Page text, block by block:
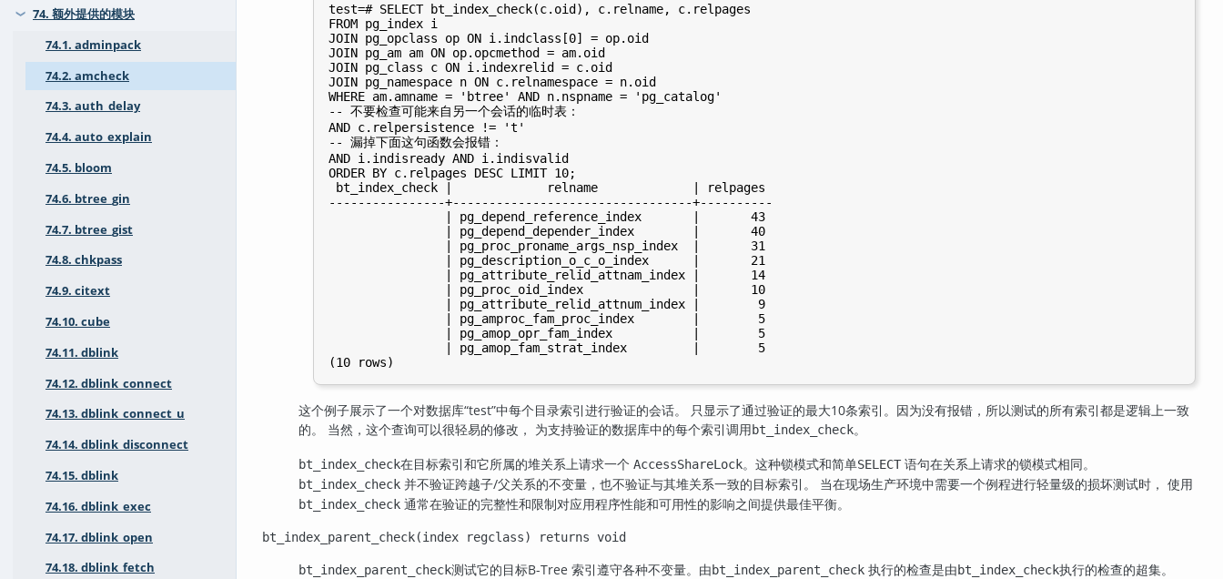
❯
74. 额外提供的模块
74.1. adminpack
74.2. amcheck
74.3. auth_delay
74.4. auto_explain
74.5. bloom
74.6. btree_gin
74.7. btree_gist
74.8. chkpass
74.9. citext
74.10. cube
74.11. dblink
74.12. dblink_connect
74.13. dblink_connect_u
74.14. dblink_disconnect
74.15. dblink
74.16. dblink_exec
74.17. dblink_open
74.18. dblink_fetch
test=# SELECT bt_index_check(c.oid), c.relname, c.relpages
FROM pg_index i
JOIN pg_opclass op ON i.indclass[0] = op.oid
JOIN pg_am am ON op.opcmethod = am.oid
JOIN pg_class c ON i.indexrelid = c.oid
JOIN pg_namespace n ON c.relnamespace = n.oid
WHERE am.amname = 'btree' AND n.nspname = 'pg_catalog'
-- 不要检查可能来自另一个会话的临时表：
AND c.relpersistence != 't'
-- 漏掉下面这句函数会报错：
AND i.indisready AND i.indisvalid
ORDER BY c.relpages DESC LIMIT 10;
bt_index_check |             relname             | relpages
----------------+---------------------------------+----------
                | pg_depend_reference_index       |       43
                | pg_depend_depender_index        |       40
                | pg_proc_proname_args_nsp_index  |       31
                | pg_description_o_c_o_index      |       21
                | pg_attribute_relid_attnam_index |       14
                | pg_proc_oid_index               |       10
                | pg_attribute_relid_attnum_index |        9
                | pg_amproc_fam_proc_index        |        5
                | pg_amop_opr_fam_index           |        5
                | pg_amop_fam_strat_index         |        5
(10 rows)
这个例子展示了一个对数据库“test”中每个目录索引进行验证的会话。 只显示了通过验证的最大10条索引。因为没有报错，所以测试的所有索引都是逻辑上一致
的。 当然，这个查询可以很轻易的修改， 为支持验证的数据库中的每个索引调用bt_index_check。
bt_index_check在目标索引和它所属的堆关系上请求一个 AccessShareLock。这种锁模式和简单SELECT 语句在关系上请求的锁模式相同。
bt_index_check 并不验证跨越子/父关系的不变量，也不验证与其堆关系一致的目标索引。 当在现场生产环境中需要一个例程进行轻量级的损坏测试时， 使用
bt_index_check 通常在验证的完整性和限制对应用程序性能和可用性的影响之间提供最佳平衡。
bt_index_parent_check(index regclass) returns void
bt_index_parent_check测试它的目标B-Tree 索引遵守各种不变量。由bt_index_parent_check 执行的检查是由bt_index_check执行的检查的超集。